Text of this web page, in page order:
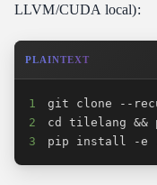
LLVM/CUDA local):
PLAINTEXT
1
2
3
pip install -e